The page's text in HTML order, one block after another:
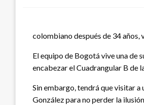
colombiano después de 34
El equipo de Bogotá vive una de
encabezar el Cuadrangular B de
Sin embargo, tendrá que visitar
González para no perder la